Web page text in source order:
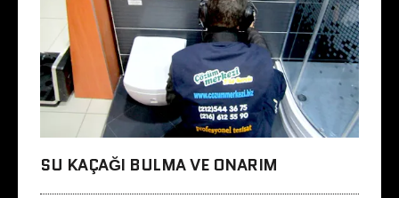
SU KAÇAĞI BULMA VE ONARIM